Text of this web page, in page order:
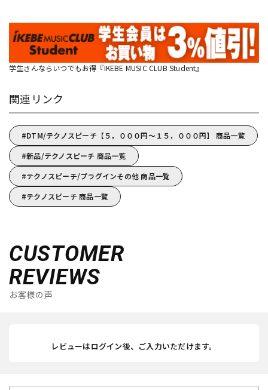
学生さんならいつでもお得『IKEBE MUSIC CLUB Student』
関連リンク
DTM/テクノスピーチ【５，０００円～１５，０００円】 商品一覧
新品/テクノスピーチ 商品一覧
テクノスピーチ/プラグインその他 商品一覧
テクノスピーチ 商品一覧
CUSTOMER
REVIEWS
お客様の声
レビューはログイン後、ご入力いただけます。